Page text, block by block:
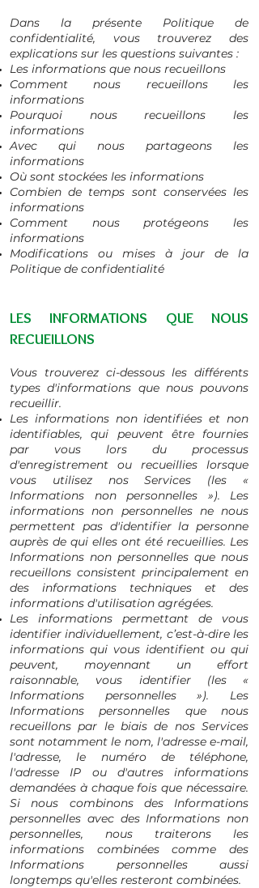
Dans la présente Politique de
confidentialité, vous trouverez des
explications sur les questions suivantes :
Les informations que nous recueillons
Comment nous recueillons les
informations
Pourquoi nous recueillons les
informations
Avec qui nous partageons les
informations
Où sont stockées les informations
Combien de temps sont conservées les
informations
Comment nous protégeons les
informations
Modifications ou mises à jour de la
Politique de confidentialité
LES INFORMATIONS QUE NOUS
RECUEILLONS
Vous trouverez ci-dessous les différents
types d'informations que nous pouvons
recueillir.
Les informations non identifiées et non
identifiables, qui peuvent être fournies
par vous lors du processus
d'enregistrement ou recueillies lorsque
vous utilisez nos Services (les «
Informations non personnelles »). Les
informations non personnelles ne nous
permettent pas d'identifier la personne
auprès de qui elles ont été recueillies. Les
Informations non personnelles que nous
recueillons consistent principalement en
des informations techniques et des
informations d'utilisation agrégées.
Les informations permettant de vous
identifier individuellement, c’est-à-dire les
informations qui vous identifient ou qui
peuvent, moyennant un effort
raisonnable, vous identifier (les «
Informations personnelles »). Les
Informations personnelles que nous
recueillons par le biais de nos Services
sont notamment le nom, l'adresse e-mail,
l'adresse, le numéro de téléphone,
l'adresse IP ou d'autres informations
demandées à chaque fois que nécessaire.
Si nous combinons des Informations
personnelles avec des Informations non
personnelles, nous traiterons les
informations combinées comme des
Informations personnelles aussi
longtemps qu'elles resteront combinées.